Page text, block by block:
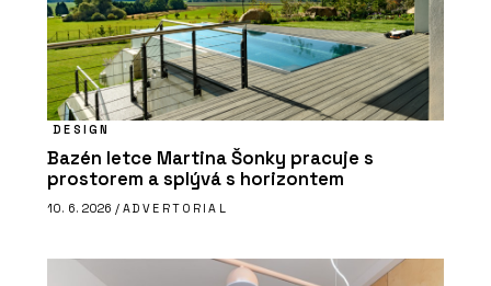
DESIGN
Bazén letce Martina Šonky pracuje s
prostorem a splývá s horizontem
10. 6. 2026 / ADVERTORIAL